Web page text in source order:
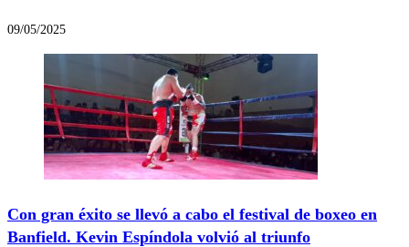
09/05/2025
Con gran éxito se llevó a cabo el festival de boxeo en
Banfield. Kevin Espíndola volvió al triunfo